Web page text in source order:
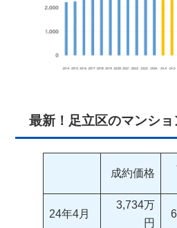
最新！足立区のマンシ
成約価格
24年4月
3,734万
円